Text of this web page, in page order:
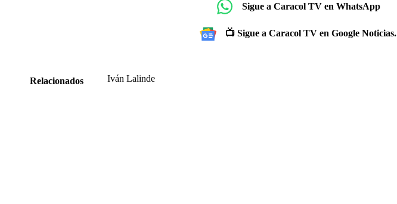
Sigue a Caracol TV en WhatsApp
📺 Sigue a Caracol TV en Google Noticias.
Relacionados Iván Lalinde